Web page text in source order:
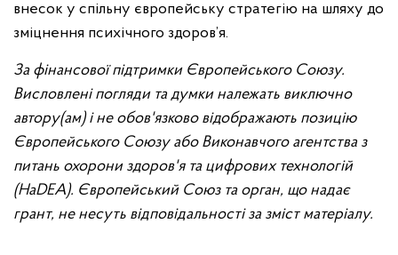
внесок у спільну європейську стратегію на шляху до
зміцнення психічного здоров’я.
За фінансової підтримки Європейського Союзу.
Висловлені погляди та думки належать виключно
автору(ам) і не обов'язково відображають позицію
Європейського Союзу або Виконавчого агентства з
питань охорони здоров'я та цифрових технологій
(HaDEA). Європейський Союз та орган, що надає
грант, не несуть відповідальності за зміст матеріалу.